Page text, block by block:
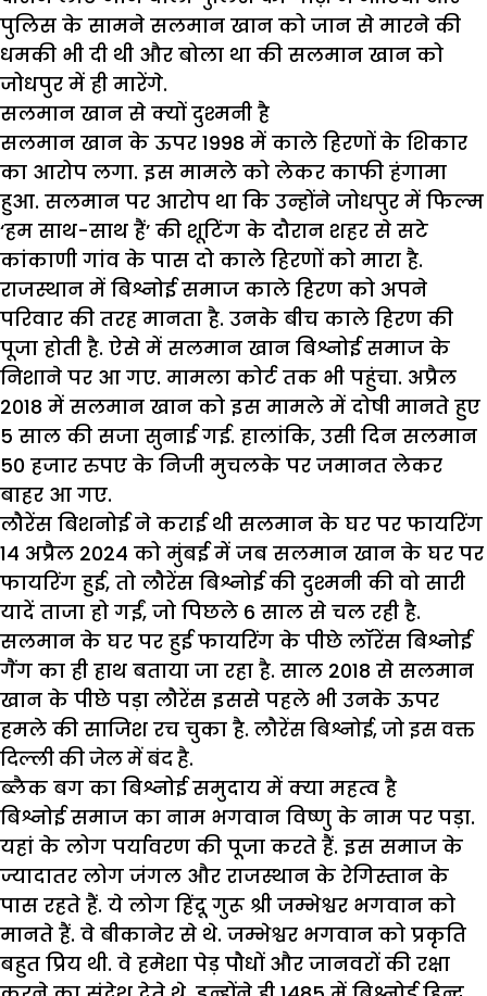
पुलिस के सामने सलमान खान को जान से मारने की
धमकी भी दी थी और बोला था की सलमान खान को
जोधपुर में ही मारेंगे.
सलमान खान से क्यदुश्मनी है
सलमान खान के ऊपर 1998 में काले हिरणों के शिकार
का आरोप लगा. इस मामले को लेकर काफी हंगामा
हुआ. सलमान पर आरोप था कि उन्होंने जोधपुर में फिल्म
‘हम साथ-साथ हैं’ की शूटिंग के दौरान शहर से सटे
कांकाणी गांव के पास दो काले हिरणों को मारा है.
राजस्थान में बिश्नोई समाज काले हिरण को अपने
परिवार की तरह मानता है. उनके बीच काले हिरण की
पूजा होती है. ऐसे में सलमान खान बिश्नोई समाज के
निशाने पर आ गए. मामला कोर्ट तक भी पहुंचा. अप्रैल
2018 में सलमान खान को इस मामले में दोषी मानते हुए
5 साल की सजा सुनाई गई. हालांकि, उसी दिन सलमान
50 हजार रुपए के निजी मुचलके पर जमानत लेकर
बाहर आ गए.
लौरेंस बिशनोई ने कराई थी सलमान के घर पर फायरिंग
14 अप्रैल 2024 को मुंबई में जब सलमान खान के घर पर
फायरिंग हुई, तो लौरेंस बिश्नोई की दुश्मनी की वो सारी
यादें ताजा हो गईं, जो पिछले 6 साल से चल रही है.
सलमान के घर पर हुई फायरिंग के पीछे लॉरेंस बिश्नोई
गैंग का ही हाथ बताया जा रहा है. साल 2018 से सलमान
खान के पीछे पड़ा लौरेंस इससे पहले भी उनके ऊपर
हमले की साजिश रच चुका है. लौरेंस बिश्नोई, जो इस वक्त
दिल्ली की जेल में बंद है.
ब्लैक बग का बिश्नोई समुदाय में क्या महत्व है
बिश्नोई समाज का नाम भगवान विष्णु के नाम पर पड़ा.
यहां के लोग पर्यावरण की पूजा करते हैं. इस समाज के
ज्यादातर लोग जंगल और राजस्थान के रेगिस्तान के
पास रहते हैं. ये लोग हिंदू गुरू श्री जम्भेश्वर भगवान को
मानते हैं. वे बीकानेर से थे. जम्भेश्वर भगवान को प्रकृति
बहुत प्रिय थी. वे हमेशा पेड़ पौधों और जानवरों की रक्षा